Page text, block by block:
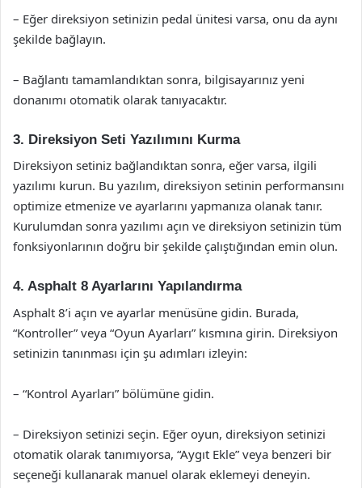
– Eğer direksiyon setinizin pedal ünitesi varsa, onu da aynı
şekilde bağlayın.
– Bağlantı tamamlandıktan sonra, bilgisayarınız yeni
donanımı otomatik olarak tanıyacaktır.
3. Direksiyon Seti Yazılımını Kurma
Direksiyon setiniz bağlandıktan sonra, eğer varsa, ilgili
yazılımı kurun. Bu yazılım, direksiyon setinin performansını
optimize etmenize ve ayarlarını yapmanıza olanak tanır.
Kurulumdan sonra yazılımı açın ve direksiyon setinizin tüm
fonksiyonlarının doğru bir şekilde çalıştığından emin olun.
4. Asphalt 8 Ayarlarını Yapılandırma
Asphalt 8’i açın ve ayarlar menüsüne gidin. Burada,
“Kontroller” veya “Oyun Ayarları” kısmına girin. Direksiyon
setinizin tanınması için şu adımları izleyin:
– “Kontrol Ayarları” bölümüne gidin.
– Direksiyon setinizi seçin. Eğer oyun, direksiyon setinizi
otomatik olarak tanımıyorsa, “Aygıt Ekle” veya benzeri bir
seçeneği kullanarak manuel olarak eklemeyi deneyin.